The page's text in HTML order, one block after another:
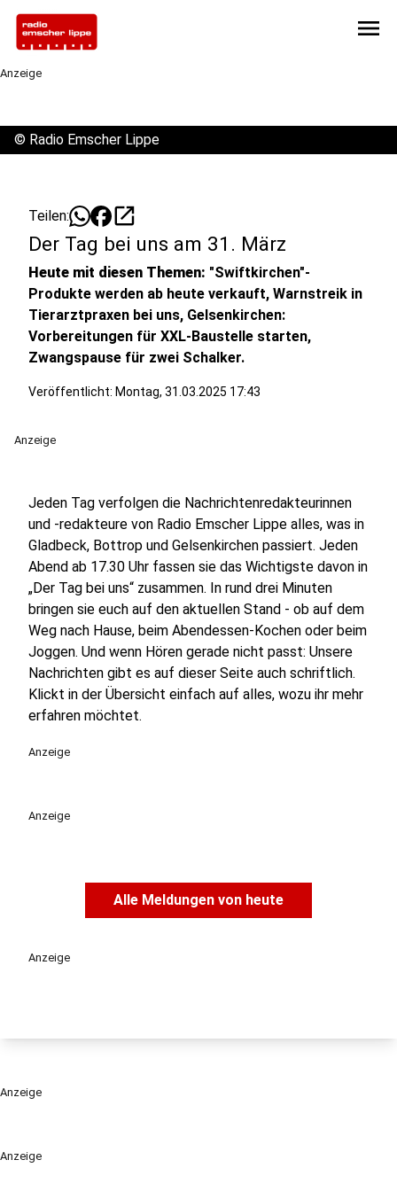
menu
Anzeige
Anzeige
© Radio Emscher Lippe
Teilen: open_in_new
Der Tag bei uns am 31. März
Heute mit diesen Themen: "Swiftkirchen"-
Produkte werden ab heute verkauft, Warnstreik in
Tierarztpraxen bei uns, Gelsenkirchen:
Vorbereitungen für XXL-Baustelle starten,
Zwangspause für zwei Schalker.
Veröffentlicht: Montag, 31.03.2025 17:43
Anzeige
Jeden Tag verfolgen die Nachrichtenredakteurinnen
und -redakteure von Radio Emscher Lippe alles, was in
Gladbeck, Bottrop und Gelsenkirchen passiert. Jeden
Abend ab 17.30 Uhr fassen sie das Wichtigste davon in
„Der Tag bei uns“ zusammen. In rund drei Minuten
bringen sie euch auf den aktuellen Stand - ob auf dem
Weg nach Hause, beim Abendessen-Kochen oder beim
Joggen. Und wenn Hören gerade nicht passt: Unsere
Nachrichten gibt es auf dieser Seite auch schriftlich.
Klickt in der Übersicht einfach auf alles, wozu ihr mehr
erfahren möchtet.
Anzeige
Anzeige
Alle Meldungen von heute
Anzeige
Anzeige